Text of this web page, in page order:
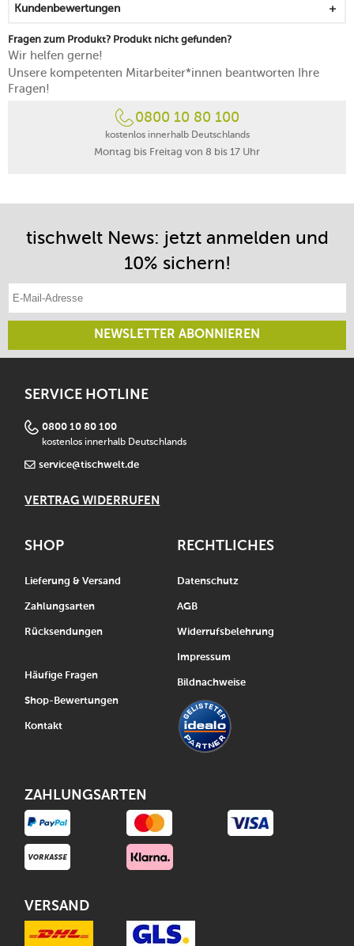
Kundenbewertungen
Fragen zum Produkt? Produkt nicht gefunden?
Wir helfen gerne!
Unsere kompetenten Mitarbeiter*innen beantworten Ihre
Fragen!
0800 10 80 100
kostenlos innerhalb Deutschlands
Montag bis Freitag von 8 bis 17 Uhr
tischwelt News: jetzt anmelden und
10% sichern!
NEWSLETTER ABONNIEREN
SERVICE HOTLINE
0800 10 80 100
kostenlos innerhalb Deutschlands
service@tischwelt.de
VERTRAG WIDERRUFEN
SHOP
Lieferung & Versand
Zahlungsarten
Rücksendungen
Häufige Fragen
Shop-Bewertungen
Kontakt
RECHTLICHES
Datenschutz
AGB
Widerrufsbelehrung
Impressum
Bildnachweise
ZAHLUNGSARTEN
VERSAND